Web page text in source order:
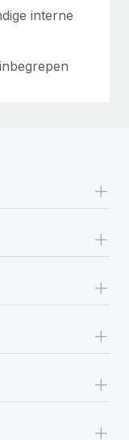
interne
+
+
+
+
+
+